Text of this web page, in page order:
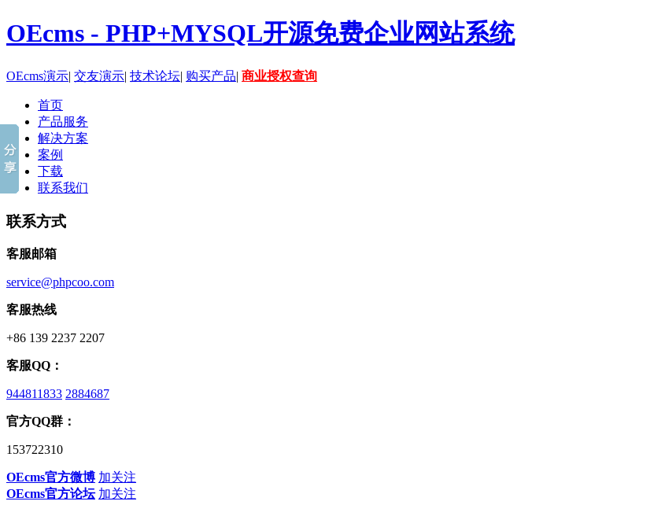
OEcms - PHP+MYSQL开源免费企业网站系统
OEcms演示| 交友演示| 技术论坛| 购买产品| 商业授权查询
首页
产品服务
解决方案
案例
下载
联系我们
联系方式
客服邮箱
service@phpcoo.com
客服热线
+86 139 2237 2207
客服QQ：
944811833 2884687
官方QQ群：
153722310
OEcms官方微博 加关注
OEcms官方论坛 加关注